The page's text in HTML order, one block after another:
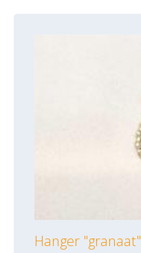
Hanger "granaat"